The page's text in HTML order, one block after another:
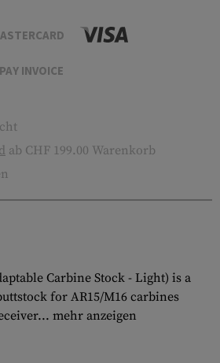
INVOICE
ab CHF 199.00 Warenkorb
Carbine Stock - Light) is a
for AR15/M16 carbines
mehr anzeigen